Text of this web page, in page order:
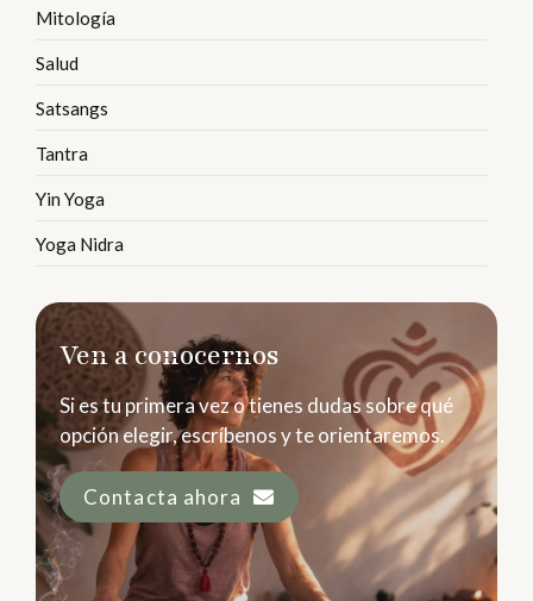
Mitología
Salud
Satsangs
Tantra
Yin Yoga
Yoga Nidra
Ven a conocernos
Si es tu primera vez o tienes dudas sobre qué
opción elegir, escríbenos y te orientaremos.
Contacta ahora